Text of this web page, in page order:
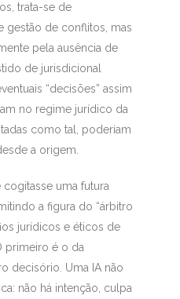
trata-se de
gestão de conflitos, mas
pela ausência de
de jurisdicional
“decisões” assim
no regime jurídico da
como tal, poderiam
a origem.
cogitasse uma futura
a figura do “árbitro
jurídicos e éticos de
primeiro é o da
decisório. Uma IA não
não há intenção, culpa